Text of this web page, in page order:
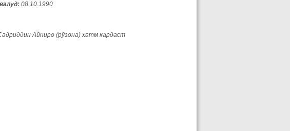
08.10.1990
Айниро (рӯзона) хатм кардаст